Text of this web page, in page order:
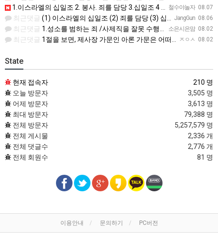
철수야놀자 08.07
1.이스라엘의 십일조 2. 봉사. 죄를 담당 3.십일조 4 흠 없이 좋은 것 5.죄. 죽음
JangGun 08.06
최근댓글 (1) 이스라엘의 십일조 (2) 죄를 담당 (3) 십일조의 십일조 (4) 가장 아름다운 것 (5) 성물을 더…
소은시은맘 08.02
최근댓글 1.성소를 범하는 죄 /사제직을 잘못 수행한죄 2.진노가 다시는 이스라엘 자손에게 미치지 않는다. 3.모든 …
ㅈㅇㅅ 08.02
최근댓글 1절을 보면, 제사장 가문인 아론 가문은 어떠한 죄에 대하여 책임을 져야 했습니까? 공동번역으로 살펴보세요.…
State
현재 접속자
210 명
오늘 방문자
3,505 명
어제 방문자
3,613 명
최대 방문자
79,388 명
전체 방문자
5,257,579 명
전체 게시물
2,336 개
전체 댓글수
2,776 개
전체 회원수
81 명
이용안내 문의하기 PC버전